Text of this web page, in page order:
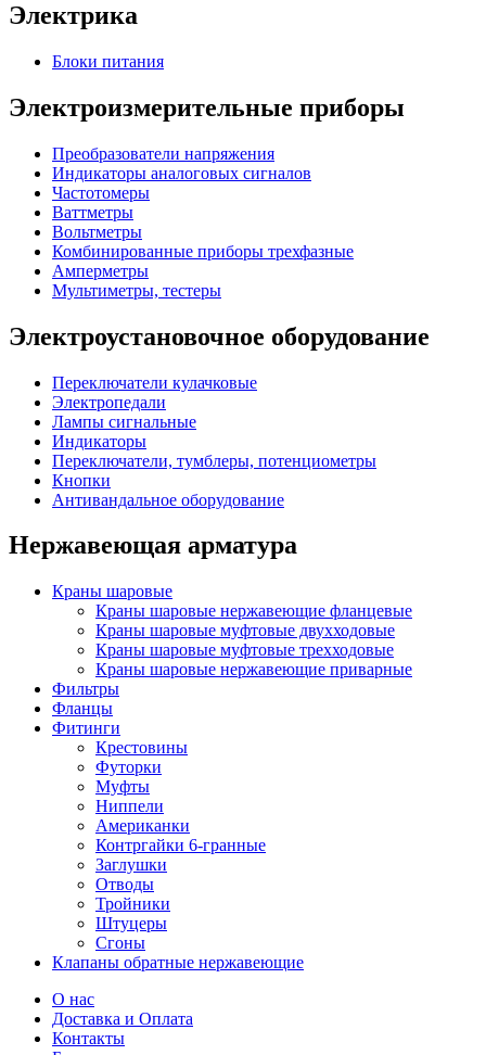
Электрика
Блоки питания
Электроизмерительные приборы
Преобразователи напряжения
Индикаторы аналоговых сигналов
Частотомеры
Ваттметры
Вольтметры
Комбинированные приборы трехфазные
Амперметры
Мультиметры, тестеры
Электроустановочное оборудование
Переключатели кулачковые
Электропедали
Лампы сигнальные
Индикаторы
Переключатели, тумблеры, потенциометры
Кнопки
Антивандальное оборудование
Нержавеющая арматура
Краны шаровые
Краны шаровые нержавеющие фланцевые
Краны шаровые муфтовые двухходовые
Краны шаровые муфтовые трехходовые
Краны шаровые нержавеющие приварные
Фильтры
Фланцы
Фитинги
Крестовины
Футорки
Муфты
Ниппели
Американки
Контргайки 6-гранные
Заглушки
Отводы
Тройники
Штуцеры
Сгоны
Клапаны обратные нержавеющие
О нас
Доставка и Оплата
Контакты